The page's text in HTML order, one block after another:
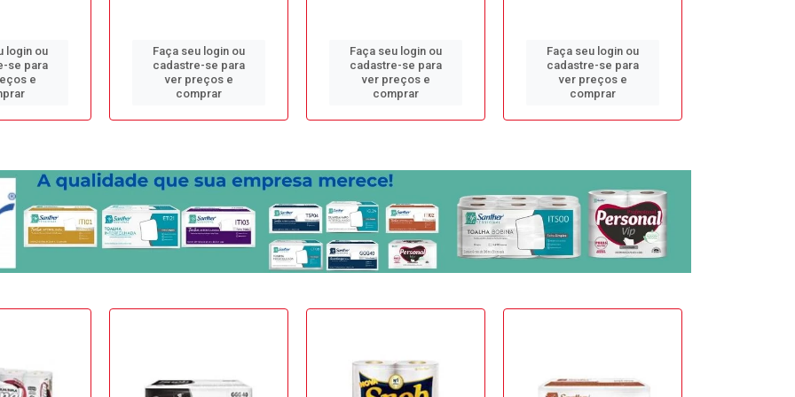
login ou
se para
e
Faça seu login ou
cadastre-se para
ver preços e
comprar
Faça seu login ou
cadastre-se para
ver preços e
comprar
Faça seu login ou
cadastre-se para
ver preços e
comprar